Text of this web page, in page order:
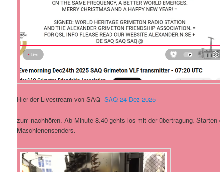
Hier der Livestream von SAQSAQ 24 Dez 2025
zum nachhören. Ab Minute 8.40 gehts los mit der übertragung. Starten
Maschienensenders.